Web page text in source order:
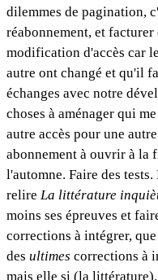
dilemmes de pagination,
réabonnement, et
modification d'accès car
autre ont changé et qu'il
échanges avec notre
choses à aménager qui
autre accès pour une
abonnement à ouvrir à la
l'automne. Faire des
relire La littérature
moins ses épreuves et
corrections à intégrer,
des ultimes corrections à
mais elle si (la